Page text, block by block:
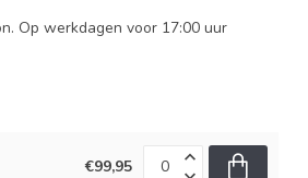
Op werkdagen voor 17:00 uur
€99,95